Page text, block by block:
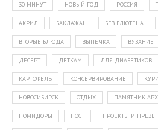
30 МИНУТ НОВЫЙ ГОД РОССИЯ
АКРИЛ БАКЛАЖАН БЕЗ ГЛЮТЕНА
ВТОРЫЕ БЛЮДА ВЫПЕЧКА ВЯЗАНИЕ
ДЕСЕРТ ДЕТКАМ ДЛЯ ДИАБЕТИКОВ
КАРТОФЕЛЬ КОНСЕРВИРОВАНИЕ
НОВОСИБИРСК ОТДЫХ ПАМЯТНИК
ПОМИДОРЫ ПОСТ ПРОЕКТЫ И